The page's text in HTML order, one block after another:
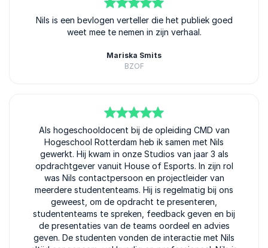
van5
Nils is een bevlogen verteller die het publiek goed
weet mee te nemen in zijn verhaal.
Mariska Smits
BZOF
van5
Als hogeschooldocent bij de opleiding CMD van
Hogeschool Rotterdam heb ik samen met Nils
gewerkt. Hij kwam in onze Studios van jaar 3 als
opdrachtgever vanuit House of Esports. In zijn rol
was Nils contactpersoon en projectleider van
meerdere studententeams. Hij is regelmatig bij ons
geweest, om de opdracht te presenteren,
studententeams te spreken, feedback geven en bij
de presentaties van de teams oordeel en advies
geven. De studenten vonden de interactie met Nils